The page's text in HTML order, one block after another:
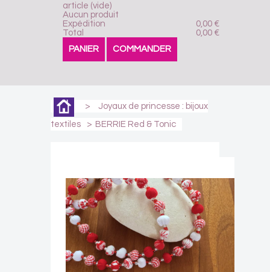
article (vide)
Aucun produit
0,00 €
Expédition
0,00 €
Total
PANIER
COMMANDER
>
Joyaux de princesse : bijoux
textiles
> BERRIE Red & Tonic